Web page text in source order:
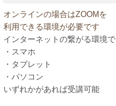
オンラインの場合はZOOMを
利用できる環境が必要です
インターネットの繋がる環境で
・スマホ
・タブレット
・パソコン
いずれかがあれば受講可能